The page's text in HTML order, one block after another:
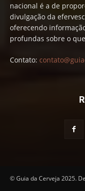
nacional é a de
divulgação da
oferecendo
profundas sobre o
Contato:
© Guia da Cerveja 2025.